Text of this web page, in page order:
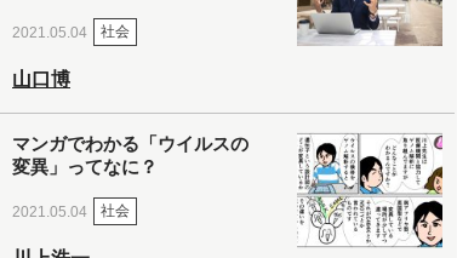
2021.05.04 社会
山口博
マンガでわかる「ウイルスの
変異」ってなに？
2021.05.04 社会